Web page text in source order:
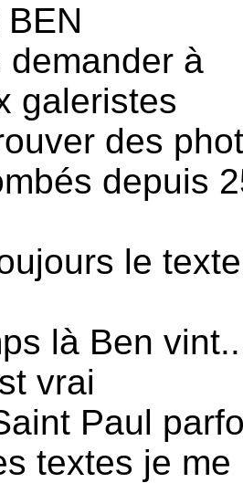
demander à
galeristes
des
depuis
le
là Ben
vrai
Paul
textes je